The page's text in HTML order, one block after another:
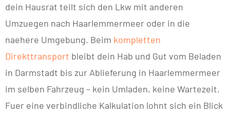
dein Hausrat teilt sich den Lkw mit anderen
Umzuegen nach Haarlemmermeer oder in die
naehere Umgebung. Beim kompletten
Direkttransport bleibt dein Hab und Gut vom Beladen
in Darmstadt bis zur Ablieferung in Haarlemmermeer
im selben Fahrzeug – kein Umladen, keine Wartezeit.
Fuer eine verbindliche Kalkulation lohnt sich ein Blick